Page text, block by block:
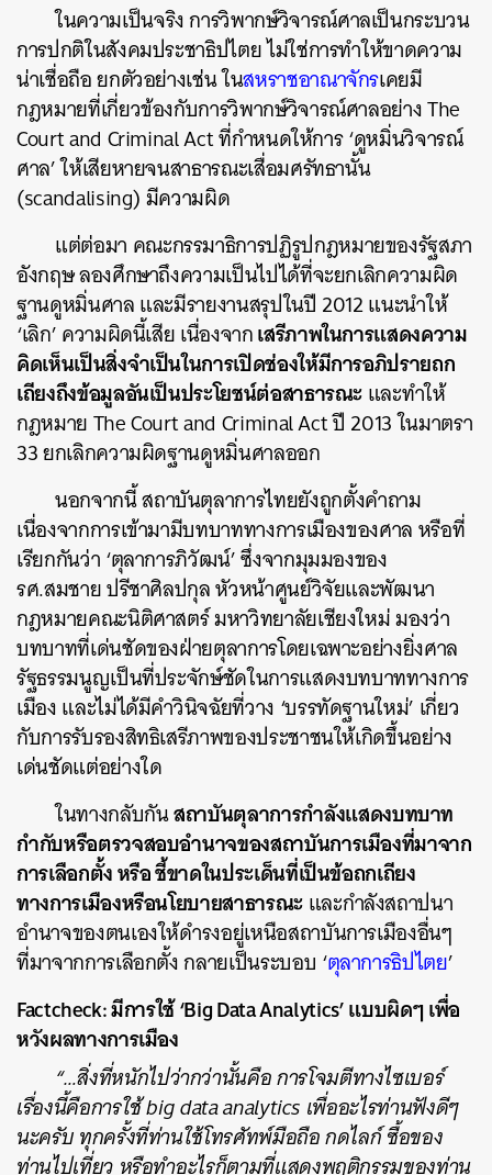
ในความเป็นจริง การวิพากษ์วิจารณ์ศาลเป็นกระบวน
การปกติในสังคมประชาธิปไตย ไม่ใช่การทำให้ขาดความ
น่าเชื่อถือ ยกตัวอย่างเช่น ในสหราชอาณาจักรเคยมี
กฎหมายที่เกี่ยวข้องกับการวิพากษ์วิจารณ์ศาลอย่าง The
Court and Criminal Act ที่กำหนดให้การ ‘ดูหมิ่นวิจารณ์
ศาล’ ให้เสียหายจนสาธารณะเสื่อมศรัทธานั้น
(scandalising) มีความผิด
แต่ต่อมา คณะกรรมาธิการปฏิรูปกฎหมายของรัฐสภา
อังกฤษ ลองศึกษาถึงความเป็นไปได้ที่จะยกเลิกความผิด
ฐานดูหมิ่นศาล และมีรายงานสรุปในปี 2012 แนะนำให้
‘เลิก’ ความผิดนี้เสีย เนื่องจากเสรีภาพในการแสดงความ
คิดเห็นเป็นสิ่งจำเป็นในการเปิดช่องให้มีการอภิปรายถก
เถียงถึงข้อมูลอันเป็นประโยชน์ต่อสาธารณะและทำให้
กฎหมาย The Court and Criminal Act ปี 2013 ในมาตรา
33 ยกเลิกความผิดฐานดูหมิ่นศาลออก
นอกจากนี้ สถาบันตุลาการไทยยังถูกตั้งคำถาม
เนื่องจากการเข้ามามีบทบาททางการเมืองของศาล หรือที่
เรียกกันว่า ‘ตุลาการภิวัฒน์’ ซึ่งจากมุมมองของ
รศ.สมชาย ปรีชาศิลปกุล หัวหน้าศูนย์วิจัยและพัฒนา
กฎหมายคณะนิติศาสตร์ มหาวิทยาลัยเชียงใหม่ มองว่า
บทบาทที่เด่นชัดของฝ่ายตุลาการโดยเฉพาะอย่างยิ่งศาล
รัฐธรรมนูญเป็นที่ประจักษ์ชัดในการแสดงบทบาททางการ
เมือง และไม่ได้มีคำวินิจฉัยที่วาง ‘บรรทัดฐานใหม่’ เกี่ยว
กับการรับรองสิทธิเสรีภาพของประชาชนให้เกิดขึ้นอย่าง
เด่นชัดแต่อย่างใด
ในทางกลับกันสถาบันตุลาการกำลังแสดงบทบาท
กำกับหรือตรวจสอบอำนาจของสถาบันการเมืองที่มาจาก
การเลือกตั้ง หรือ ชี้ขาดในประเด็นที่เป็นข้อถกเถียง
ทางการเมืองหรือนโยบายสาธารณะและกำลังสถาปนา
อำนาจของตนเองให้ดำรงอยู่เหนือสถาบันการเมืองอื่นๆ
ที่มาจากการเลือกตั้ง กลายเป็นระบอบ ‘ตุลาการธิปไตย’
Factcheck: มีการใช้ ‘Big Data Analytics’ แบบผิดๆ เพื่อ
หวังผลทางการเมือง
“…สิ่งที่หนักไปว่ากว่านั้นคือ การโจมตีทางไซเบอร์
เรื่องนี้คือการใช้ big data analytics เพื่ออะไรท่านฟังดีๆ
นะครับ ทุกครั้งที่ท่านใช้โทรศัทพ์มือถือ กดไลก์ ซื้อของ
ท่านไปเที่ยว หรือทำอะไรก็ตามที่แสดงพฤติกรรมของท่าน